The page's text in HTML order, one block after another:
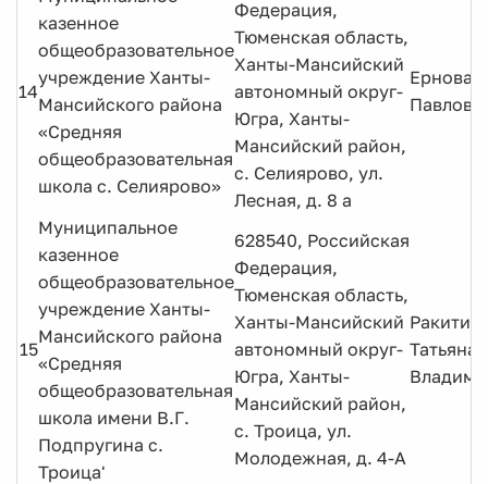
14
казенное
общеобразовательное
учреждение Ханты-
Мансийского района
«Средняя
общеобразовательная
школа с. Селиярово»
Федерация,
Тюменская область,
Ханты-Мансийский
автономный округ-
Югра, Ханты-
Мансийский район,
с. Селиярово, ул.
Лесная, д. 8 а
Ернова
15
Муниципальное
казенное
общеобразовательное
учреждение Ханты-
Мансийского района
«Средняя
общеобразовательная
школа имени В.Г.
Подпругина с.
Троица'
628540, Российская
Федерация,
Тюменская область,
Ханты-Мансийский
автономный округ-
Югра, Ханты-
Мансийский район,
с. Троица, ул.
Молодежная, д. 4-А
Татьяна